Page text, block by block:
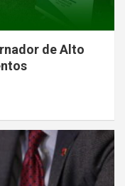
de Alto